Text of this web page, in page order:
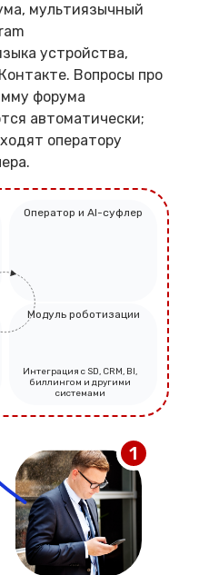
Опера тор и AI-суфлер
Модуль роботизации
мультиязычный
устройства,
Вопросы про
форума
автоматически;
оператору
Интеграция с SD, CRM, BI,
биллингом и другими
системами
1